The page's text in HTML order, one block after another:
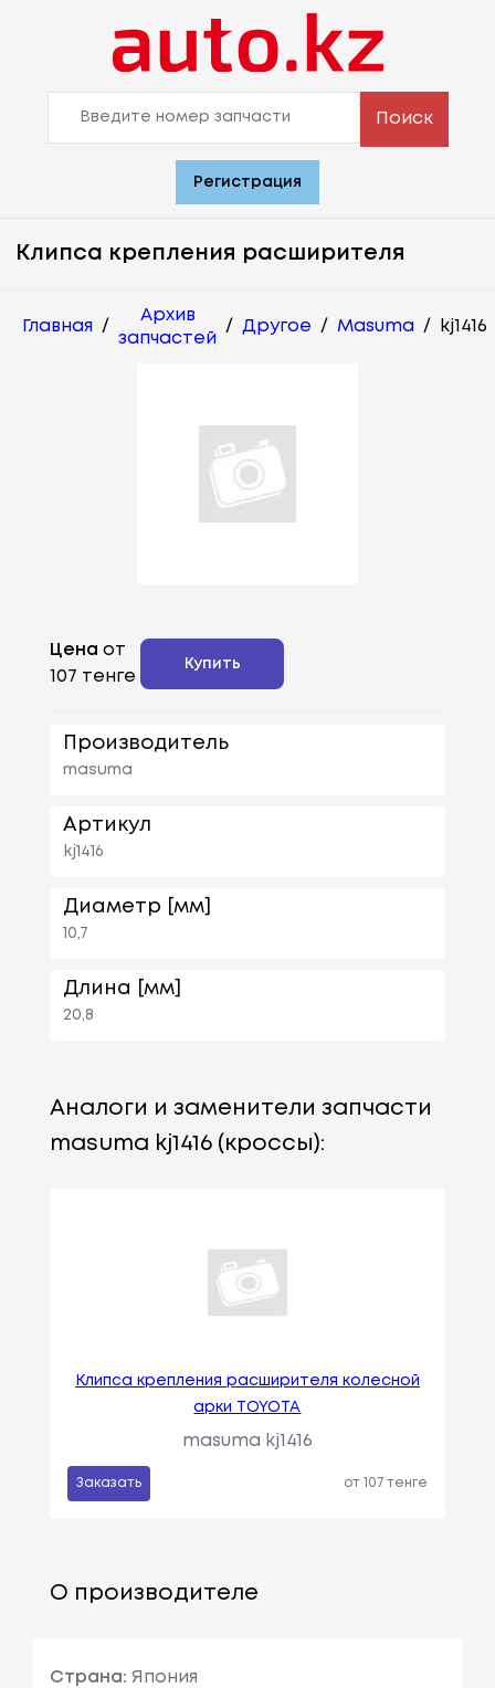
Поиск
Регистрация
Клипса крепления расширителя
Главная /
Архив
запчастей
/ Другое / Masuma / kj1416
Цена от
107 тенге
Купить
Производитель
masuma
Артикул
kj1416
Диаметр [мм]
10,7
Длина [мм]
20,8
Аналоги и заменители запчасти
masuma kj1416 (кроссы):
Клипса крепления расширителя колесной
арки TOYOTA
masuma kj1416
Заказать от 107 тенге
О производителе
Страна: Япония